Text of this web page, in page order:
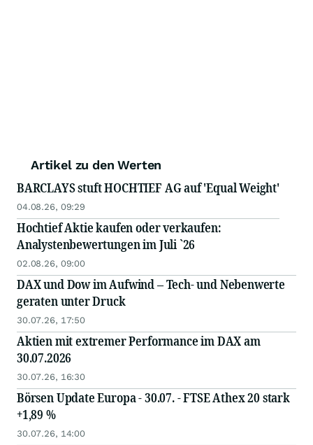
Artikel zu den Werten
BARCLAYS stuft HOCHTIEF AG auf 'Equal Weight'
04.08.26, 09:29
Hochtief Aktie kaufen oder verkaufen:
Analystenbewertungen im Juli `26
02.08.26, 09:00
DAX und Dow im Aufwind – Tech- und Nebenwerte
geraten unter Druck
30.07.26, 17:50
Aktien mit extremer Performance im DAX am
30.07.2026
30.07.26, 16:30
Börsen Update Europa - 30.07. - FTSE Athex 20 stark
+1,89 %
30.07.26, 14:00